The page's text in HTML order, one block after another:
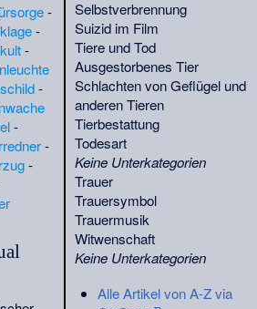
Rodrigues de Mattos(BIO
Julius Wohlgemuth
János Székely
(Schriftsteller)(FF)·Jürgen
Giesecke(QS-26.1.)·Jürgen
Krüger (Mediziner)(
Kai Kobad III.(TR)·
Branscheid(QS-23.1.
Fezer(CHR)·Karl Tripp(BIO
Karl Wagner
(Widerstandskämpfer,
1909)(G)·Kiritimati-
Südseeläufer(BIO)
Richter (Biologe)(BIO)·Leo
Leonard Co(BIO)·Leopold
-
-
-
-
-
-
-
Selbstverbrennung
Suizid im Film
Tiere und Tod
Ausgestorbenes Tier
Schlachten von Geflügel und
anderen Tieren
Tierbestattung
Todesart
Keine Unterkategorien
Trauer
Trauersymbol
Trauermusik
Witwenschaft
Keine Unterkategorien
Alle Artikel von A-Z via